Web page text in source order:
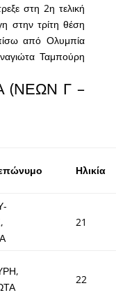
στη 2η τελική
στην τρίτη θέση
από Ολυμπία
Ταμπούρη
(ΝΕΩΝ Γ –
Ηλικία
21
22